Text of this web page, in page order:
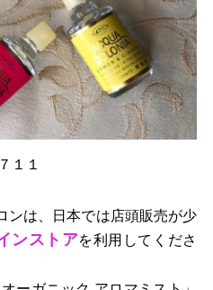
１１
ンは、日本では店頭販売が少
ンストアを利用してくださ